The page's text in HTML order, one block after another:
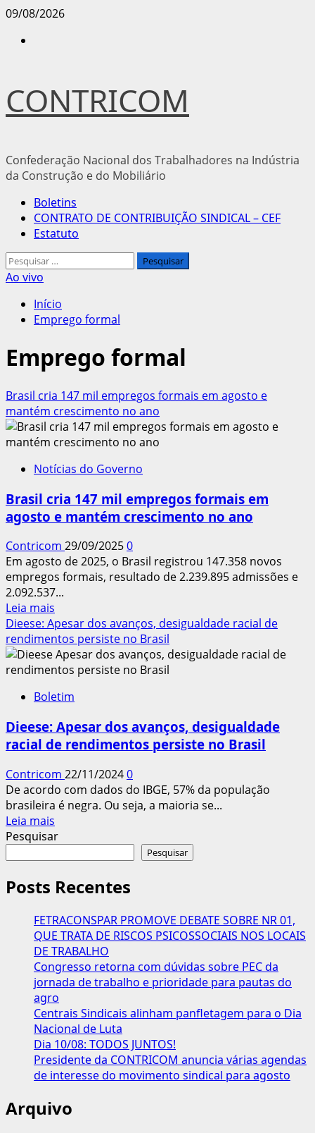
Avançar
09/08/2026
CONTRICOM
Confederação Nacional dos Trabalhadores na Indústria
da Construção e do Mobiliário
Menu
principal
Boletins
CONTRATO DE CONTRIBUIÇÃO SINDICAL – CEF
Estatuto
Pesquisar
por:
Ao vivo
Início
Emprego formal
Emprego formal
Brasil cria 147 mil empregos formais em agosto e
mantém crescimento no ano
Notícias do Governo
Brasil cria 147 mil empregos formais em
agosto e mantém crescimento no ano
Contricom 29/09/20250
Em agosto de 2025, o Brasil registrou 147.358 novos
empregos formais, resultado de 2.239.895 admissões e
2.092.537...
Leia mais
mais
sobre
Brasil
cria
mil
formais
em
e
mantém
crescimento
no
ano
Dieese: Apesar dos avanços, desigualdade racial de
rendimentos persiste no Brasil
Boletim
Dieese: Apesar dos avanços, desigualdade
racial de rendimentos persiste no Brasil
Contricom 22/11/20240
De acordo com dados do IBGE, 57% da população
brasileira é negra. Ou seja, a maioria se...
Leia mais
mais
Apesar
dos
avanços,
desigualdade
racial
de
rendimentos
persiste
no
Brasil
Pesquisar
Pesquisar
Posts Recentes
FETRACONSPAR PROMOVE DEBATE SOBRE NR 01,
QUE TRATA DE RISCOS PSICOSSOCIAIS NOS LOCAIS
DE TRABALHO
Congresso retorna com dúvidas sobre PEC da
jornada de trabalho e prioridade para pautas do
agro
Centrais Sindicais alinham panfletagem para o Dia
Nacional de Luta
Dia 10/08: TODOS JUNTOS!
Presidente da CONTRICOM anuncia várias agendas
de interesse do movimento sindical para agosto
Arquivo